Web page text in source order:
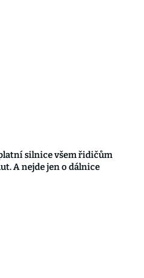
silnice všem řidičům
A nejde jen o dálnice